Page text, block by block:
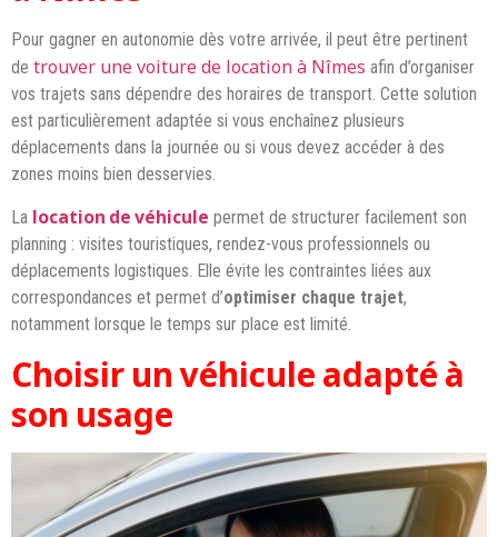
Pour gagner en autonomie dès votre arrivée, il peut être pertinent
de trouver une voiture de location à Nîmes afin d’organiser
vos trajets sans dépendre des horaires de transport. Cette solution
est particulièrement adaptée si vous enchaînez plusieurs
déplacements dans la journée ou si vous devez accéder à des
zones moins bien desservies.
La location de véhicule permet de structurer facilement son
planning : visites touristiques, rendez-vous professionnels ou
déplacements logistiques. Elle évite les contraintes liées aux
correspondances et permet d’optimiser chaque trajet,
notamment lorsque le temps sur place est limité.
Choisir un véhicule adapté à
son usage